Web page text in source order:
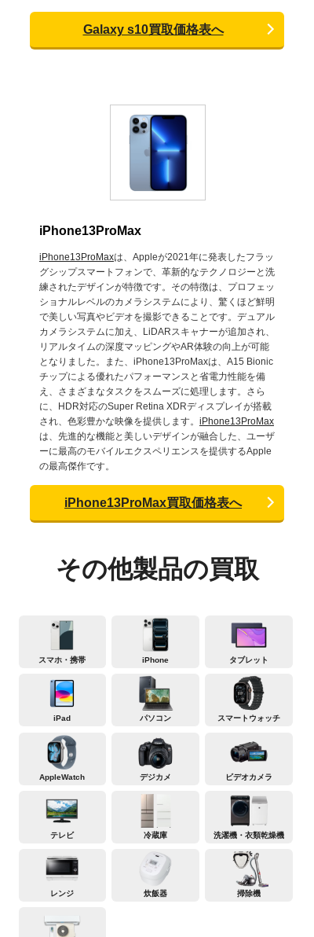
Galaxy s10買取価格表へ
iPhone13ProMax
iPhone13ProMaxは、Appleが2021年に発表したフラッ
グシップスマートフォンで、革新的なテクノロジーと洗
練されたデザインが特徴です。その特徴は、プロフェッ
ショナルレベルのカメラシステムにより、驚くほど鮮明
で美しい写真やビデオを撮影できることです。デュアル
カメラシステムに加え、LiDARスキャナーが追加され、
リアルタイムの深度マッピングやAR体験の向上が可能
となりました。また、iPhone13ProMaxは、A15 Bionic
チップによる優れたパフォーマンスと省電力性能を備
え、さまざまなタスクをスムーズに処理します。さら
に、HDR対応のSuper Retina XDRディスプレイが搭載
され、色彩豊かな映像を提供します。 iPhone13ProMax
は、先進的な機能と美しいデザインが融合した、ユーザ
ーに最高のモバイルエクスペリエンスを提供するApple
の最高傑作です。
iPhone13ProMax買取価格表へ
その他製品の買取
スマホ・携帯 iPhone タブレット
iPad パソコン スマートウォッチ
AppleWatch デジカメ ビデオカメラ
テレビ 冷蔵庫 洗濯機・衣類乾燥機
レンジ 炊飯器 掃除機